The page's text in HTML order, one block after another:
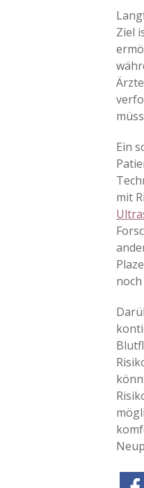
Ziel
Ein
mit